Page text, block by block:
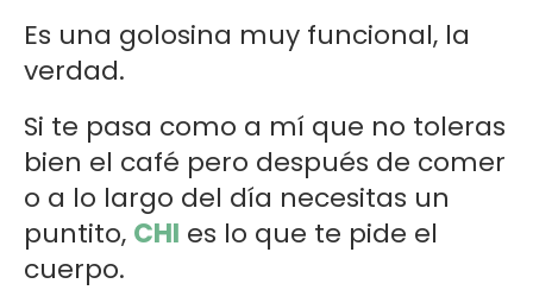
Es una golosina muy funcional, la
verdad.
Si te pasa como a mí que no toleras
bien el café pero después de comer
o a lo largo del día necesitas un
puntito, CHI es lo que te pide el
cuerpo.